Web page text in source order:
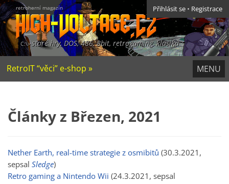
retroherní magazín
staré hry, DOS, 486, 8bit, retrogaming, klasika
Přihlásit se • Registrace
MENU
RetroIT “věci” e-shop »
Články z Březen, 2021
Nether Earth, real-time strategie z osmibitů (30.3.2021,
sepsal Sledge)
Retro gaming a Nintendo Wii (24.3.2021, sepsal